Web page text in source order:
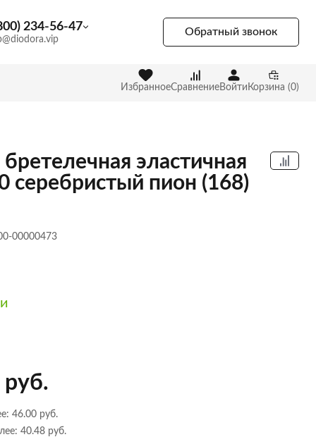
234-56-47 Обратный звонок
ИзбранноеСравнениеВойти Корзина (0)
эластичная
серебристый пион (168)
00000473
46.00 руб.
40.48 руб.